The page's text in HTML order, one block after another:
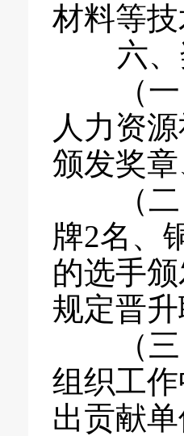
材料等
六、
（一）
人力资
颁发奖
（二）
牌2名、
的选手
规定晋
（三）
组织工
出贡献